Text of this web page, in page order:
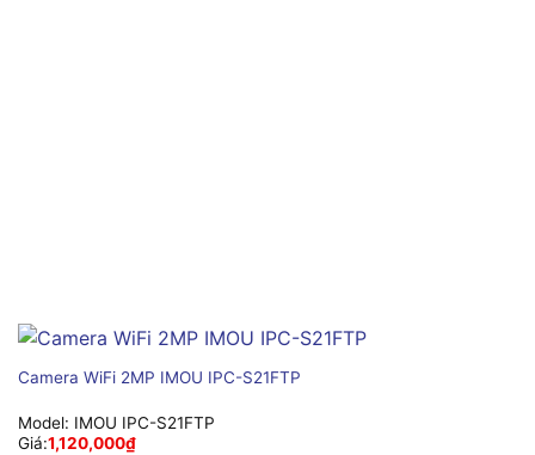
Camera WiFi 2MP IMOU IPC-S21FTP
Model: IMOU IPC-S21FTP
Giá:1,120,000₫